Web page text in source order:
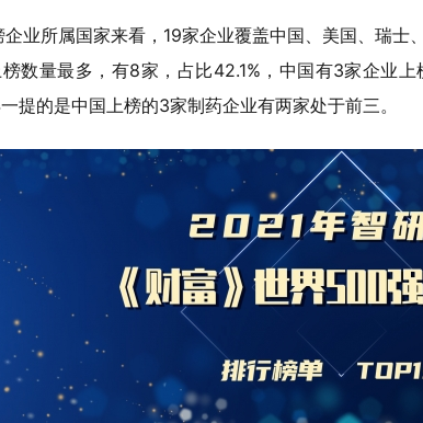
业所属国家来看，19家企业覆盖中国、美国、瑞士
数量最多，有8家，占比42.1%，中国有3家企业
提的是中国上榜的3家制药企业有两家处于前三。